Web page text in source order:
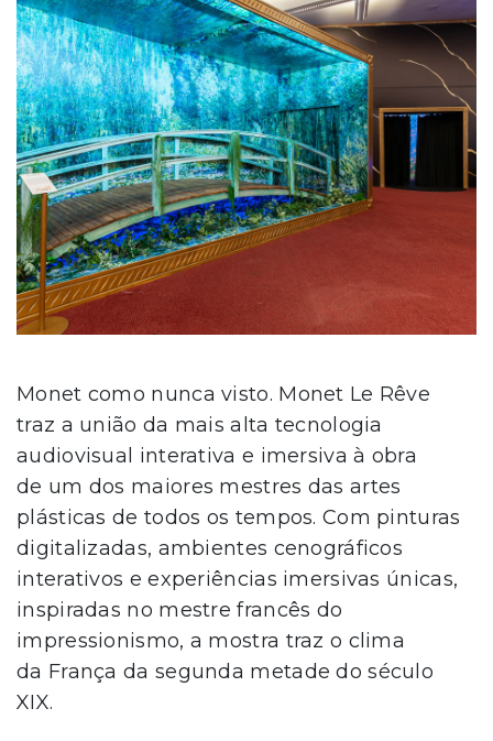
Monet como nunca visto. Monet Le Rêve
traz a união da mais alta tecnologia
audiovisual interativa e imersiva à obra
de um dos maiores mestres das artes
plásticas de todos os tempos. Com pinturas
digitalizadas, ambientes cenográficos
interativos e experiências imersivas únicas,
inspiradas no mestre francês do
impressionismo, a mostra traz o clima
da França da segunda metade do século
XIX.